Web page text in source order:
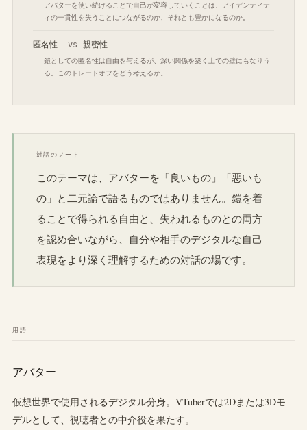
アバターを使い続けることで自己が変容していくことは、アイデンティテ
ィの一貫性を失うことにつながるのか、それとも豊かになるのか。
匿名性 vs 親密性
鎧としての匿名性は自由を与えるが、深い関係を築く上での壁にもなりう
る。このトレードオフをどう考えるか。
対話のノート
このテーマは、アバターを「良いもの」「悪いも
の」と二元論で語るものではありません。鎧を着
ることで得られる自由と、失われるものとの両方
を認め合いながら、自分や相手のデジタルな自己
表現をより深く理解するための対話の場です。
用語
アバター
仮想世界で使用されるデジタル分身。VTuberでは2Dまたは3Dモ
デルとして、視聴者との中介役を果たす。